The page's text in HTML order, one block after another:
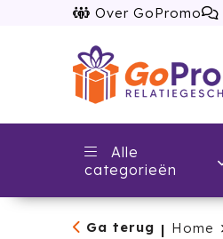
Over GoPromo
Alle
categorieën
Ga terug | Home